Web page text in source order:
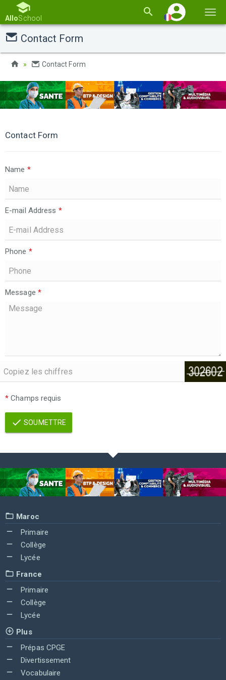
la
AlloSchool
Contact Form
Contact Form
Contact Form
Name *
E-mail Address *
Phone *
Message *
* Champs requis
SOUMETTRE
Maroc
Primaire
Collège
Lycée
France
Primaire
Collège
Lycée
Plus
Prépas CPGE
Divertissement
Vocabulaire